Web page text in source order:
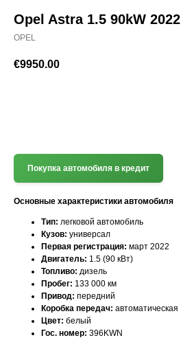
Opel Astra 1.5 90kW 2022
OPEL
€9950.00
Покупка автомобиля в кредит
Основные характеристики автомобиля
Тип: легковой автомобиль
Кузов: универсал
Первая регистрация: март 2022
Двигатель: 1.5 (90 кВт)
Топливо: дизель
Пробег: 133 000 км
Привод: передний
Коробка передач: автоматическая
Цвет: белый
Гос. номер: 396KWN